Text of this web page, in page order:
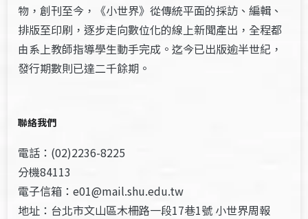
物，創刊至今，《小世界》從傳統平面的採訪、編輯、
排版至印刷，逐步走向數位化的線上新聞產出，全程都
由系上教師指導學生動手完成。迄今已出版逾半世紀，
發行期數則已達二千餘期。
聯絡我們
電話：(02)2236-8225
分機84113
電子信箱：e01@mail.shu.edu.tw
地址：台北市文山區木柵路一段17巷1號 小世界周報